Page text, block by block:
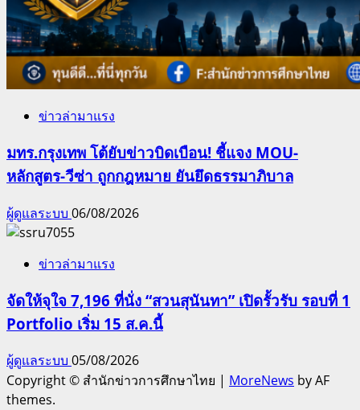
ข่าวล่ามาแรง
มทร.กรุงเทพ โต้ยับข่าวบิดเบือน! ชี้แจง MOU-
หลักสูตร-วีซ่า ถูกกฎหมาย ยันยึดธรรมาภิบาล
ผู้ดูแลระบบ 06/08/2026
ข่าวล่ามาแรง
จัดให้จุใจ 7,196 ที่นั่ง “สวนสุนันทา” เปิดรั้วรับ รอบที่ 1
Portfolio เริ่ม 15 ส.ค.นี้
ผู้ดูแลระบบ 05/08/2026
Copyright © สำนักข่าวการศึกษาไทย | MoreNews by AF
themes.